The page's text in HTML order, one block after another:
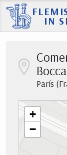
IN
París
+
−